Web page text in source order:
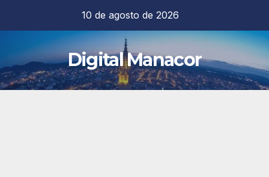
contenido
10 de agosto de 2026
Digital Manacor